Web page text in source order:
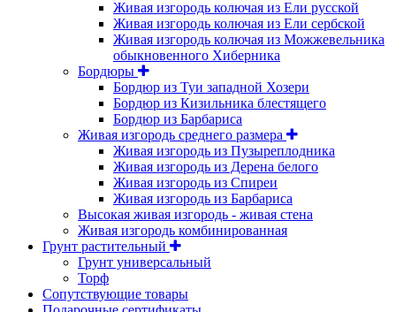
Живая изгородь колючая из Ели русской
Живая изгородь колючая из Ели сербской
Живая изгородь колючая из Можжевельника
обыкновенного Хиберника
Бордюры
Бордюр из Туи западной Хозери
Бордюр из Кизильника блестящего
Бордюр из Барбариса
Живая изгородь среднего размера
Живая изгородь из Пузыреплодника
Живая изгородь из Дерена белого
Живая изгородь из Спиреи
Живая изгородь из Барбариса
Высокая живая изгородь - живая стена
Живая изгородь комбинированная
Грунт растительный
Грунт универсальный
Торф
Сопутствующие товары